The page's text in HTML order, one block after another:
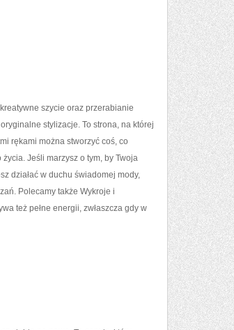
szycie oraz przerabianie
stylizacje. To strona, na której
rękami można stworzyć coś, co
Jeśli marzysz o tym, by Twoja
działać w duchu świadomej mody,
Polecamy także Wykroje i
też pełne energii, zwłaszcza gdy w